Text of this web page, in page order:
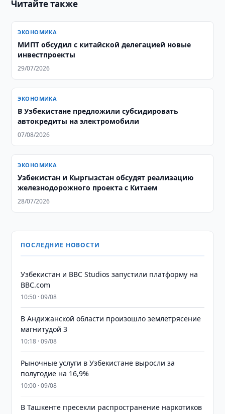
Читайте также
ЭКОНОМИКА
МИПТ обсудил с китайской делегацией новые
инвестпроекты
29/07/2026
ЭКОНОМИКА
В Узбекистане предложили субсидировать
автокредиты на электромобили
07/08/2026
ЭКОНОМИКА
Узбекистан и Кыргызстан обсудят реализацию
железнодорожного проекта с Китаем
28/07/2026
ПОСЛЕДНИЕ НОВОСТИ
Узбекистан и BBC Studios запустили платформу на
BBC.com
10:50 · 09/08
В Андижанской области произошло землетрясение
магнитудой 3
10:18 · 09/08
Рыночные услуги в Узбекистане выросли за
полугодие на 16,9%
10:00 · 09/08
В Ташкенте пресекли распространение наркотиков